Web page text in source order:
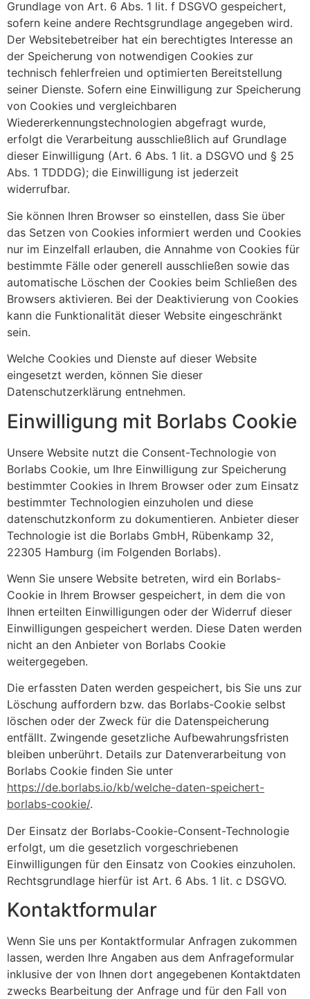
Grundlage von Art. 6 Abs. 1 lit. f DSGVO gespeichert,
sofern keine andere Rechtsgrundlage angegeben wird.
Der Websitebetreiber hat ein berechtigtes Interesse an
der Speicherung von notwendigen Cookies zur
technisch fehlerfreien und optimierten Bereitstellung
seiner Dienste. Sofern eine Einwilligung zur Speicherung
von Cookies und vergleichbaren
Wiedererkennungstechnologien abgefragt wurde,
erfolgt die Verarbeitung ausschließlich auf Grundlage
dieser Einwilligung (Art. 6 Abs. 1 lit. a DSGVO und § 25
Abs. 1 TDDDG); die Einwilligung ist jederzeit
widerrufbar.
Sie können Ihren Browser so einstellen, dass Sie über
das Setzen von Cookies informiert werden und Cookies
nur im Einzelfall erlauben, die Annahme von Cookies für
bestimmte Fälle oder generell ausschließen sowie das
automatische Löschen der Cookies beim Schließen des
Browsers aktivieren. Bei der Deaktivierung von Cookies
kann die Funktionalität dieser Website eingeschränkt
sein.
Welche Cookies und Dienste auf dieser Website
eingesetzt werden, können Sie dieser
Datenschutzerklärung entnehmen.
Einwilligung mit Borlabs Cookie
Unsere Website nutzt die Consent-Technologie von
Borlabs Cookie, um Ihre Einwilligung zur Speicherung
bestimmter Cookies in Ihrem Browser oder zum Einsatz
bestimmter Technologien einzuholen und diese
datenschutzkonform zu dokumentieren. Anbieter dieser
Technologie ist die Borlabs GmbH, Rübenkamp 32,
22305 Hamburg (im Folgenden Borlabs).
Wenn Sie unsere Website betreten, wird ein Borlabs-
Cookie in Ihrem Browser gespeichert, in dem die von
Ihnen erteilten Einwilligungen oder der Widerruf dieser
Einwilligungen gespeichert werden. Diese Daten werden
nicht an den Anbieter von Borlabs Cookie
weitergegeben.
Die erfassten Daten werden gespeichert, bis Sie uns zur
Löschung auffordern bzw. das Borlabs-Cookie selbst
löschen oder der Zweck für die Datenspeicherung
entfällt. Zwingende gesetzliche Aufbewahrungsfristen
bleiben unberührt. Details zur Datenverarbeitung von
Borlabs Cookie finden Sie unter
https://de.borlabs.io/kb/welche-daten-speichert-
borlabs-cookie/.
Der Einsatz der Borlabs-Cookie-Consent-Technologie
erfolgt, um die gesetzlich vorgeschriebenen
Einwilligungen für den Einsatz von Cookies einzuholen.
Rechtsgrundlage hierfür ist Art. 6 Abs. 1 lit. c DSGVO.
Kontaktformular
Wenn Sie uns per Kontaktformular Anfragen zukommen
lassen, werden Ihre Angaben aus dem Anfrageformular
inklusive der von Ihnen dort angegebenen Kontaktdaten
zwecks Bearbeitung der Anfrage und für den Fall von